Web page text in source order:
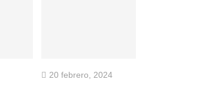
20 febrero, 2024